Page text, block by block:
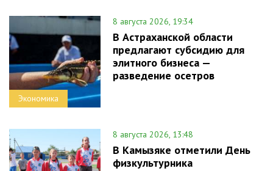
Экономика
8 августа 2026, 19:34
В Астраханской области
предлагают субсидию для
элитного бизнеса —
разведение осетров
8 августа 2026, 13:48
В Камызяке отметили День
физкультурника